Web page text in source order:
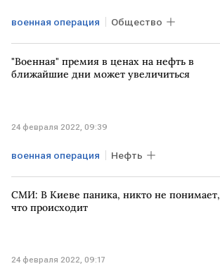
военная операция Общество
УКРАИНА Роскомнадзор
"Военная" премия в ценах на нефть в
ближайшие дни может увеличиться
24 февраля 2022, 09:39
военная операция Нефть
СМИ: В Киеве паника, никто не понимает,
что происходит
24 февраля 2022, 09:17